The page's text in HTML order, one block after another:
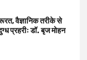
वैज्ञानिक तरीके से
प्रहरीः डॉ. बृज मोहन